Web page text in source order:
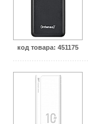
код товара: 451175